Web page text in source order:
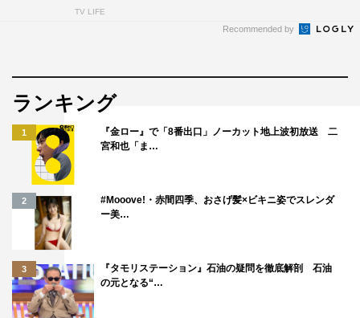
TV LIFE
Recommended by
ランキング
1
『金ロー』で「8番出口」ノーカット地上波初放送 二
宮和也「ま…
2
#Mooove!・赤間四季、おさげ髪×ビキニ姿でスレンダ
ー美…
3
『タモリステーション』石油の疑問を徹底解剖 石油
の元となる“…